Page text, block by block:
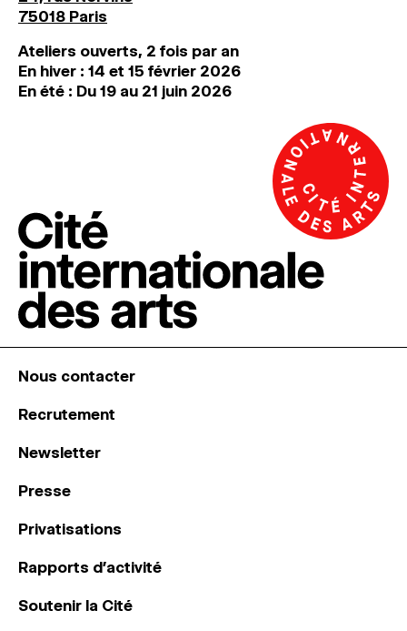
75018 Paris
Ateliers ouverts, 2 fois par an
En hiver : 14 et 15 février 2026
En été : Du 19 au 21 juin 2026
Nous contacter
Recrutement
Newsletter
Presse
Privatisations
Rapports d’activité
Soutenir la Cité